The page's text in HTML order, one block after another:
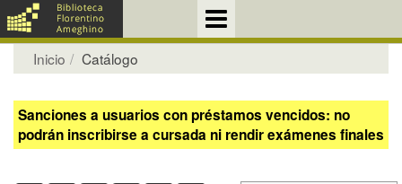
Inicio Catálogo
Sanciones a usuarios con préstamos vencidos: no
podrán inscribirse a cursada ni rendir exámenes finales